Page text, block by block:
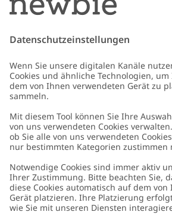
*Gilt nur für deine erste Bestellung und ist nicht
oder Angeboten kombinierbar. Gilt nicht für
Kundenservice
Kontaktieren Sie uns
Über uns